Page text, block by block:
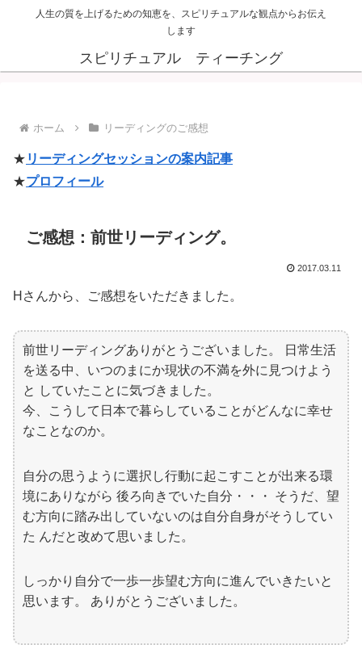
人生の質を上げるための知恵を、スピリチュアルな観点からお伝え
します
スピリチュアル ティーチング
ホーム リーディングのご感想
★ リーディングセッションの案内記事
★プロフィール
ご感想：前世リーディング。
2017.03.11
Hさんから、ご感想をいただきました。
前世リーディングありがとうございました。 日常生活
を送る中、いつのまにか現状の不満を外に見つけよう
と していたことに気づきました。
今、こうして日本で暮らしていることがどんなに幸せ
なことなのか。
自分の思うように選択し行動に起こすことが出来る環
境にありながら 後ろ向きでいた自分・・・ そうだ、望
む方向に踏み出していないのは自分自身がそうしてい
た んだと改めて思いました。
しっかり自分で一歩一歩望む方向に進んでいきたいと
思います。 ありがとうございました。